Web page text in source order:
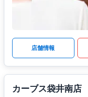
店舗情報
カーブス袋井南店